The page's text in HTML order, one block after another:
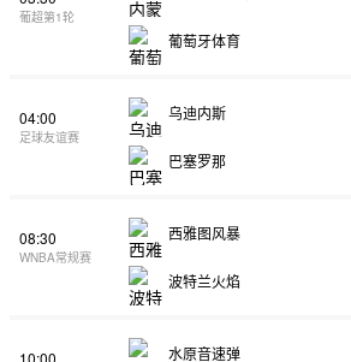
葡超第1轮
葡萄牙体育
04:00
足球友谊赛
乌迪内斯
巴塞罗那
08:30
WNBA常规赛
西雅图风暴
波特兰火焰
10:00 水原音速弹